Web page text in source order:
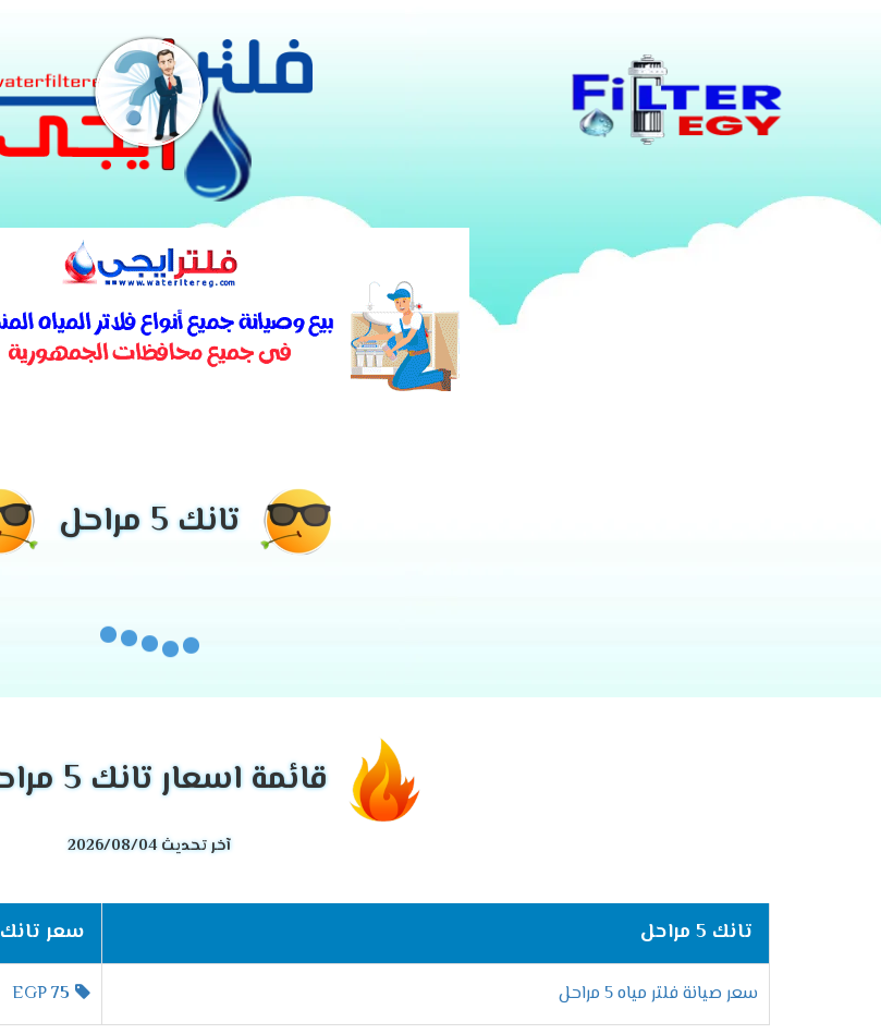
تانك 5 مراحل
قائمة اسعار تانك 5 مراحل
آخر تحديث 2026/08/04
تانك 5 مراحل سعر تانك 5 مراحل
سعر صيانة فلتر مياه 5 مراحل 75